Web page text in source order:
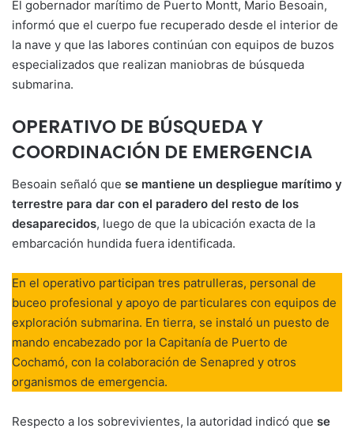
El gobernador marítimo de Puerto Montt, Mario Besoain,
informó que el cuerpo fue recuperado desde el interior de
la nave y que las labores continúan con equipos de buzos
especializados que realizan maniobras de búsqueda
submarina.
OPERATIVO DE BÚSQUEDA Y
COORDINACIÓN DE EMERGENCIA
Besoain señaló que se mantiene un despliegue marítimo y
terrestre para dar con el paradero del resto de los
desaparecidos, luego de que la ubicación exacta de la
embarcación hundida fuera identificada.
En el operativo participan tres patrulleras, personal de
buceo profesional y apoyo de particulares con equipos de
exploración submarina. En tierra, se instaló un puesto de
mando encabezado por la Capitanía de Puerto de
Cochamó, con la colaboración de Senapred y otros
organismos de emergencia.
Respecto a los sobrevivientes, la autoridad indicó que se